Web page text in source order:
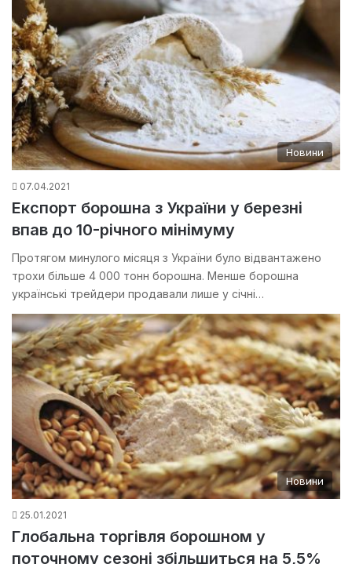
Новини
07.04.2021
Експорт борошна з України у березні
впав до 10-річного мінімуму
Протягом минулого місяця з України було відвантажено
трохи більше 4 000 тонн борошна. Менше борошна
українські трейдери продавали лише у січні…
Новини
25.01.2021
Глобальна торгівля борошном у
поточному сезоні збільшиться на 5,5%